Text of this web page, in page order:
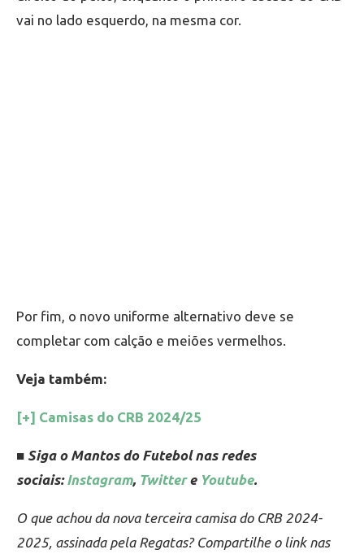
vai no lado esquerdo, na mesma cor.
Por fim, o novo uniforme alternativo deve se
completar com calção e meiões vermelhos.
Veja também:
[+] Camisas do CRB 2024/25
■ Siga o Mantos do Futebol nas redes
sociais:Instagram, Twittere Youtube.
O que achou da nova terceira camisa do CRB 2024-
2025, assinada pela Regatas? Compartilhe o link nas